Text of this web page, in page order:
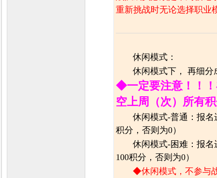
重新挑战时无论选择职业
休闲模式：
休闲模式下， 再细分
◆一定要注意！！！
空上周（次）所有
休闲模式-普通：报名
积分，否则为0）
休闲模式-困难：报名
100积分，否则为0）
◆休闲模式，不参与